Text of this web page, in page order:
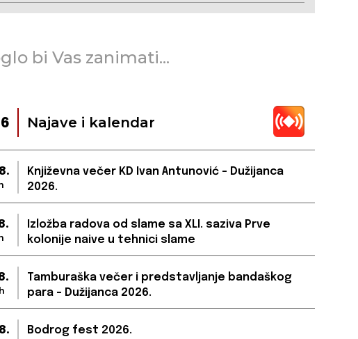
bi Vas zanimati...
Najave i kalendar
Književna večer KD Ivan Antunović – Dužijanca
2026.
Izložba radova od slame sa XLI. saziva Prve
kolonije naive u tehnici slame
Tamburaška večer i predstavljanje bandaškog
para – Dužijanca 2026.
Bodrog fest 2026.